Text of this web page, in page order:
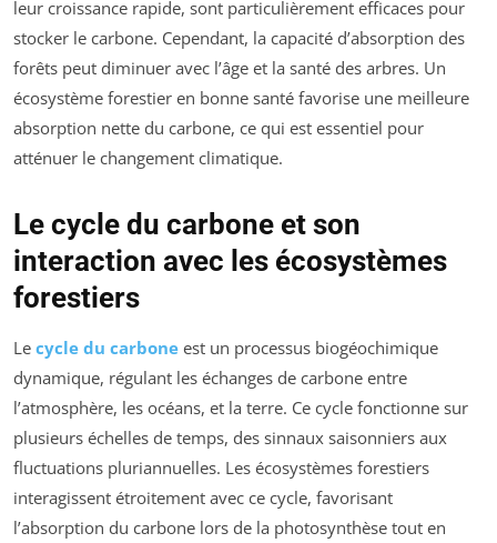
leur croissance rapide, sont particulièrement efficaces pour
stocker le carbone. Cependant, la capacité d’absorption des
forêts peut diminuer avec l’âge et la santé des arbres. Un
écosystème forestier en bonne santé favorise une meilleure
absorption nette du carbone, ce qui est essentiel pour
atténuer le changement climatique.
Le cycle du carbone et son
interaction avec les écosystèmes
forestiers
Le cycle du carbone est un processus biogéochimique
dynamique, régulant les échanges de carbone entre
l’atmosphère, les océans, et la terre. Ce cycle fonctionne sur
plusieurs échelles de temps, des sinnaux saisonniers aux
fluctuations pluriannuelles. Les écosystèmes forestiers
interagissent étroitement avec ce cycle, favorisant
l’absorption du carbone lors de la photosynthèse tout en